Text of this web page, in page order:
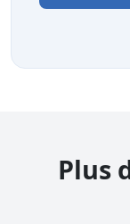
Plus